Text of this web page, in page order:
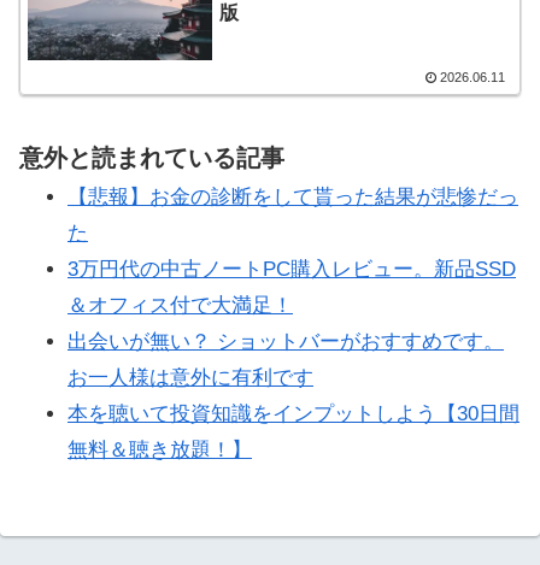
版
2026.06.11
意外と読まれている記事
【悲報】お金の診断をして貰った結果が悲惨だっ
た
3万円代の中古ノートPC購入レビュー。新品SSD
＆オフィス付で大満足！
出会いが無い？ ショットバーがおすすめです。
お一人様は意外に有利です
本を聴いて投資知識をインプットしよう【30日間
無料＆聴き放題！】